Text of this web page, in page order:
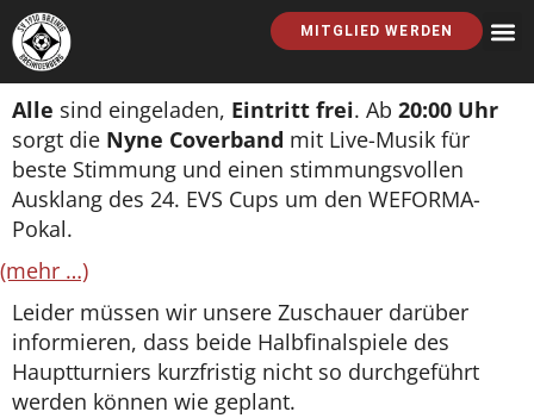
MITGLIED WERDEN
Alle sind eingeladen, Eintritt frei. Ab 20:00 Uhr
sorgt die Nyne Coverband mit Live-Musik für
beste Stimmung und einen stimmungsvollen
Ausklang des 24. EVS Cups um den WEFORMA-
Pokal.
(mehr …)
Leider müssen wir unsere Zuschauer darüber
informieren, dass beide Halbfinalspiele des
Hauptturniers kurzfristig nicht so durchgeführt
werden können wie geplant.